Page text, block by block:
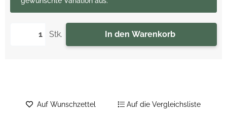
Stk. In den Warenkorb
Auf Wunschzettel Auf die Vergleichsliste